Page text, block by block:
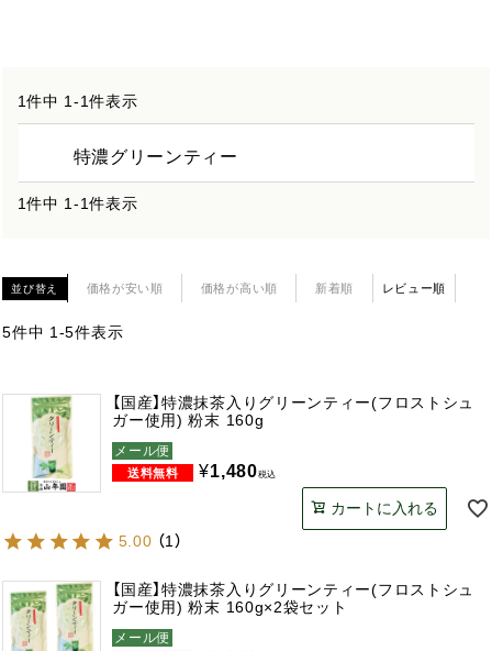
1件中 1-1件表示
特濃グリーンティー
1件中 1-1件表示
並び替え 価格が安い順 価格が高い順 新着順 レビュー順
5件中 1-5件表示
【国産】特濃抹茶入りグリーンティー(フロストシュ
ガー使用) 粉末 160g
メール便
¥1,480税込
カートに入れる
5.00 （1）
【国産】特濃抹茶入りグリーンティー(フロストシュ
ガー使用) 粉末 160g×2袋セット
メール便